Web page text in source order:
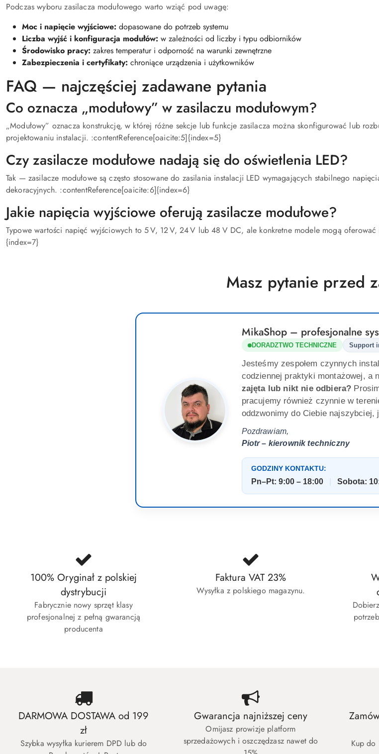
Podczas wyboru zasilacza modułowego warto wziąć pod uwagę:
Moc i napięcie wyjściowe: dopasowane do potrzeb systemu
Liczba wyjść i konfiguracja modułów: w zależności od liczby i typu odbiorników
Środowisko pracy: zakres temperatur i odporność na warunki zewnętrzne
Zabezpieczenia i certyfikaty: chroniące urządzenia i użytkowników
FAQ — najczęściej zadawane pytania
Co oznacza „modułowy” w zasilaczu modułowym?
„Modułowy” oznacza konstrukcję, w której różne sekcje lub funkcje zasilacza można skonfigurować lub
projektowaniu instalacji. :contentReference[oaicite:5]{index=5}
Czy zasilacze modułowe nadają się do oświetlenia LED?
Tak — zasilacze modułowe są często stosowane do zasilania instalacji LED wymagających stabilnego
dekoracyjnych. :contentReference[oaicite:6]{index=6}
Jakie napięcia wyjściowe oferują zasilacze modułowe?
Typowe wartości napięć wyjściowych to 5 V, 12 V, 24 V lub 48 V DC, ale konkretne modele mogą
{index=7}
Masz pytanie przed
MikaShop – profesjonalne
DORADZTWO TECHNICZNE Support
Jesteśmy zespołem czynnych
codziennej praktyki montażowej, a
zajęta lub nikt nie odbiera?
pracujemy również czynnie w
oddzwonimy do Ciebie najszybciej,
Pozdrawiam,
Piotr – kierownik techniczny
GODZINY KONTAKTU:
Pn–Pt: 9:00 – 18:00 Sobota:
100% Oryginał z polskiej
dystrybucji
Fabrycznie nowy sprzęt klasy
profesjonalnej z pełną gwarancją
producenta
Faktura VAT 23%
Wysyłka z polskiego magazynu.
DARMOWA DOSTAWA od 199
zł
Szybka wysyłka kurierem DPD lub do
Gwarancja najniższej ceny
Omijasz prowizje platform
sprzedażowych i oszczędzasz nawet do
Kup do